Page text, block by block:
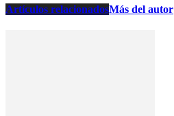
Artículos relacionadosMás del autor